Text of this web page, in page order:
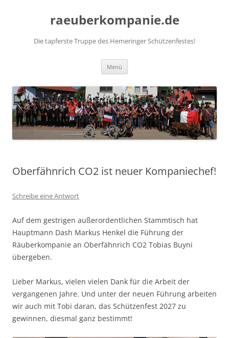
raeuberkompanie.de
Die tapferste Truppe des Hemeringer Schützenfestes!
Menü
Oberfähnrich CO2 ist neuer Kompaniechef!
Schreibe eine Antwort
Auf dem gestrigen außerordentlichen Stammtisch hat
Hauptmann Dash Markus Henkel die Führung der
Räuberkompanie an Oberfähnrich CO2 Tobias Buyni
übergeben.
Lieber Markus, vielen vielen Dank für die Arbeit der
vergangenen Jahre. Und unter der neuen Führung arbeiten
wir auch mit Tobi daran, das Schützenfest 2027 zu
gewinnen, diesmal ganz bestimmt!